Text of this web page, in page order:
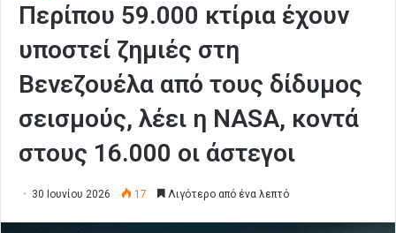
Περίπου 59.000 κτίρια έχουν
υποστεί ζημιές στη
Βενεζουέλα από τους δίδυμος
σεισμούς, λέει η NASA, κοντά
στους 16.000 οι άστεγοι
30 Ιουνίου 2026 17 Λιγότερο από ένα λεπτό